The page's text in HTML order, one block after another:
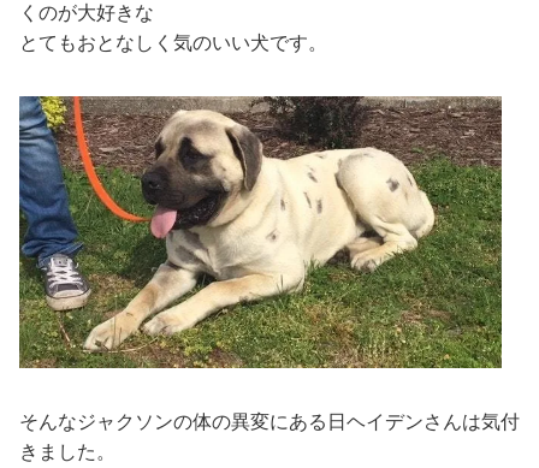
くのが大好きな
とてもおとなしく気のいい犬です。
そんなジャクソンの体の異変にある日ヘイデンさんは気付
きました。